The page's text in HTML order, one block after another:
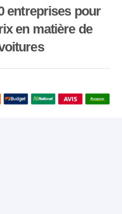
entreprises pour
en matière de